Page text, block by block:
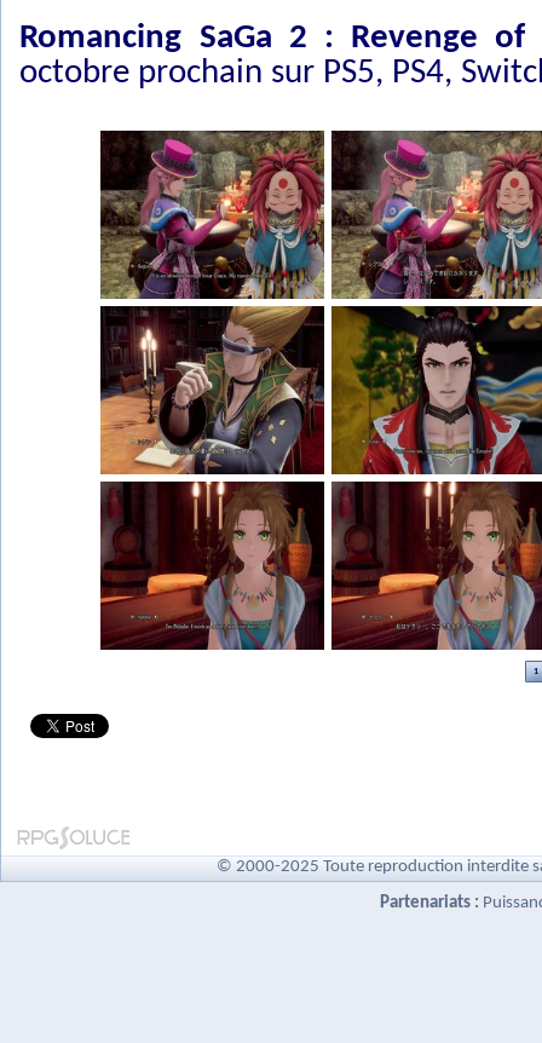
Romancing SaGa 2 : Revenge of
octobre prochain sur PS5, PS4,
1
© 2000-2025 Toute reproduction interdite
Partenariats :